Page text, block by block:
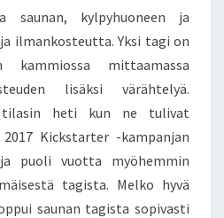
saunan, kylpyhuoneen ja
ilmankosteutta. Yksi tagi on
kammiossa mittaamassa
lisäksi värähtelyä.
tilasin heti kun ne tulivat
Kickstarter -kampanjan
puoli vuotta myöhemmin
tagista. Melko hyvä
saunan tagista sopivasti